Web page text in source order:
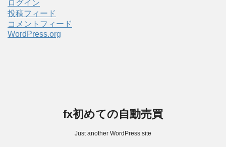
ログイン
投稿フィード
コメントフィード
WordPress.org
fx初めての自動売買
Just another WordPress site